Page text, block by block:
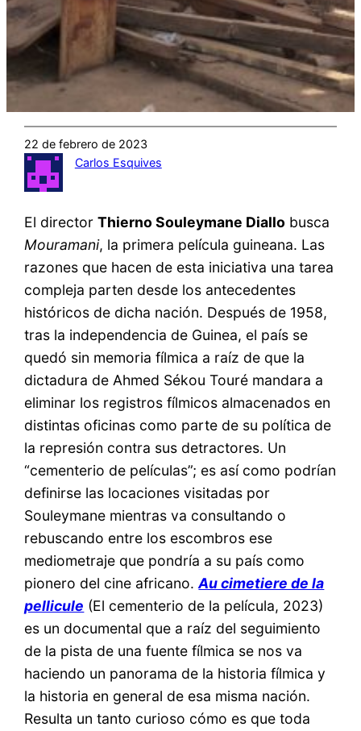
22 de febrero de 2023
Carlos Esquives
El directorThierno Souleymane Diallo busca
Mouramani, la primera película guineana. Las
razones que hacen de esta iniciativa una tarea
compleja parten desde los antecedentes
históricos de dicha nación. Después de 1958,
tras la independencia de Guinea, el país se
quedó sin memoria fílmica a raíz de que la
dictadura de Ahmed Sékou Touré mandara a
eliminar los registros fílmicos almacenados en
distintas oficinas como parte de su política de
la represión contra sus detractores. Un
“cementerio de películas”; es así como podrían
definirse las locaciones visitadas por
Souleymane mientras va consultando o
rebuscando entre los escombros ese
mediometraje que pondría a su país como
pionero del cine africano. Au cimetiere de la
pellicule (El cementerio de la película, 2023)
es un documental que a raíz del seguimiento
de la pista de una fuente fílmica se nos va
haciendo un panorama de la historia fílmica y
la historia en general de esa misma nación.
Resulta un tanto curioso cómo es que toda